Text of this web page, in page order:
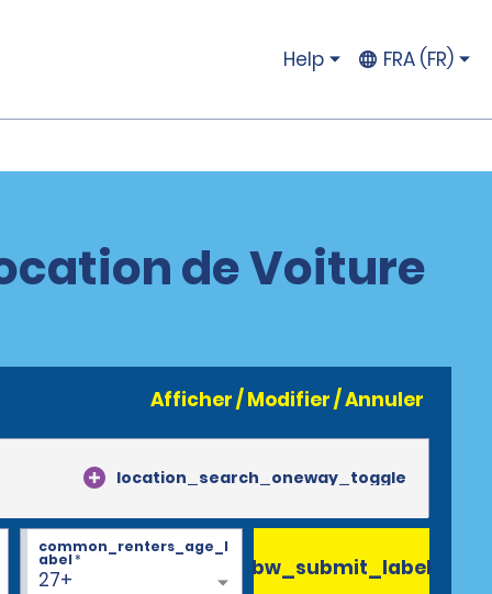
Help FRA (FR)
de Voiture
Afficher / Modifier / Annuler
location_search_oneway_toggle
27+
common_renters_age_l
abel* bw_submit_label